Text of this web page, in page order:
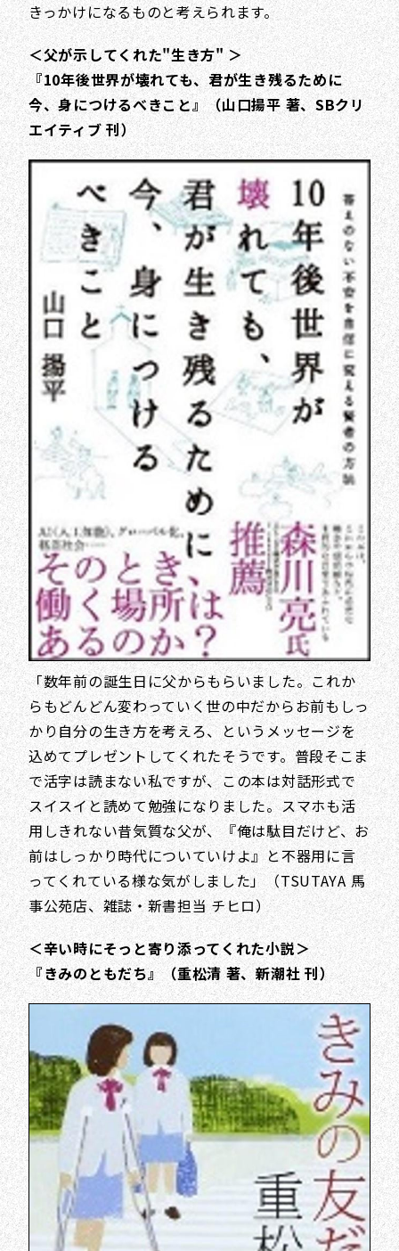
きっかけになるものと考えられます。
＜父が示してくれた"生き方" ＞
『10年後世界が壊れても、君が生き残るために
今、身につけるべきこと』（山口揚平 著、SBクリ
エイティブ 刊）
「数年前の誕生日に父からもらいました。これか
らもどんどん変わっていく世の中だからお前もしっ
かり自分の生き方を考えろ、というメッセージを
込めてプレゼントしてくれたそうです。普段そこま
で活字は読まない私ですが、この本は対話形式で
スイスイと読めて勉強になりました。スマホも活
用しきれない昔気質な父が、『俺は駄目だけど、お
前はしっかり時代についていけよ』と不器用に言
ってくれている様な気がしました」（TSUTAYA 馬
事公苑店、雑誌・新書担当 チヒロ）
＜辛い時にそっと寄り添ってくれた小説＞
『きみのともだち』（重松清 著、新潮社 刊）